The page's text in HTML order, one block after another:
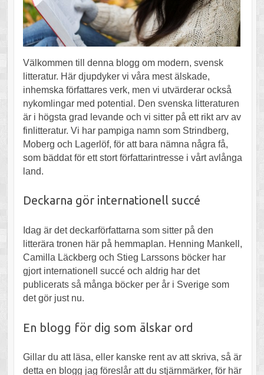
Välkommen till denna blogg om modern, svensk
litteratur. Här djupdyker vi våra mest älskade,
inhemska författares verk, men vi utvärderar också
nykomlingar med potential. Den svenska litteraturen
är i högsta grad levande och vi sitter på ett rikt arv av
finlitteratur. Vi har pampiga namn som Strindberg,
Moberg och Lagerlöf, för att bara nämna några få,
som bäddat för ett stort författarintresse i vårt avlånga
land.
Deckarna gör internationell succé
Idag är det deckarförfattarna som sitter på den
litterära tronen här på hemmaplan. Henning Mankell,
Camilla Läckberg och Stieg Larssons böcker har
gjort internationell succé och aldrig har det
publicerats så många böcker per år i Sverige som
det gör just nu.
En blogg för dig som älskar ord
Gillar du att läsa, eller kanske rent av att skriva, så är
detta en blogg jag föreslår att du stjärnmärker, för här